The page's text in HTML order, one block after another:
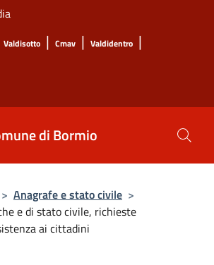
Valdisotto | Cmav | Valdidentro |
di Bormio
> Anagrafe e stato civile >
e di stato civile, richieste
ai cittadini